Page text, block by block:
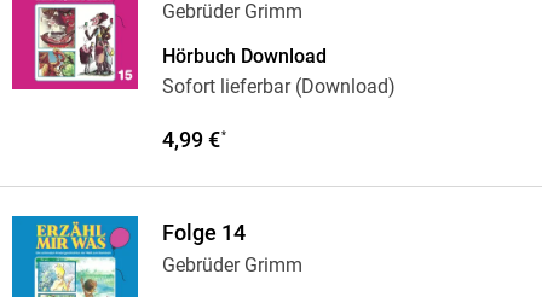
Gebrüder Grimm
Hörbuch Download
Sofort lieferbar (Download)
4,99 €*
Folge 14
Gebrüder Grimm